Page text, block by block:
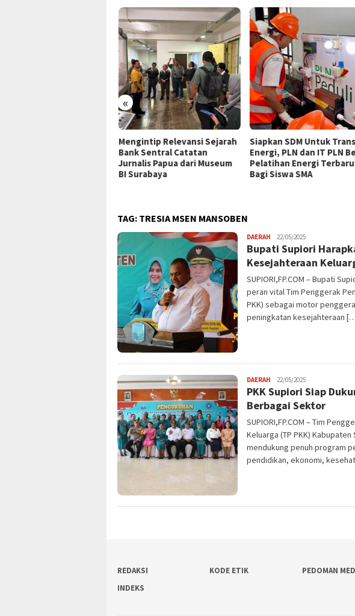
«
Mengintip Relevansi Sejarah
Bank Sentral Catatan
Jurnalis Papua dari Museum
BI Surabaya
Siapkan SDM Untuk
Energi, PLN dan IT PLN
Pelatihan Energi
Bagi Siswa SMA
TAG: TRESIA MSEN MANSOBEN
DAERAH JPatading
22/05/2025
Bupati Supiori
Kesejahteraan
SUPIORI,FP.COM – Bupati
peran vital Tim Penggerak
PKK) sebagai motor
peningkatan kesejahteraan
DAERAH JPatading
22/05/2025
PKK Supiori Siap
Berbagai Sektor
SUPIORI,FP.COM – Tim
Keluarga (TP PKK)
mendukung penuh program
pendidikan, ekonomi,
REDAKSI KODE ETIK
PEDOMAN
INDEKS